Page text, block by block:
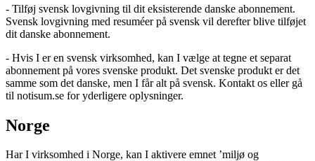
- Tilføj svensk lovgivning til dit eksisterende danske abonnement.
Svensk lovgivning med resuméer på svensk vil derefter blive tilføjet
dit danske abonnement.
- Hvis I er en svensk virksomhed, kan I vælge at tegne et separat
abonnement på vores svenske produkt. Det svenske produkt er det
samme som det danske, men I får alt på svensk. Kontakt os eller gå
til notisum.se for yderligere oplysninger.
Norge
Har I virksomhed i Norge, kan I aktivere emnet ’miljø og